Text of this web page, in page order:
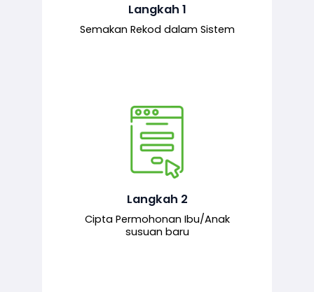
Langkah 1
Semakan Rekod dalam Sistem
Langkah 2
Cipta Permohonan Ibu/Anak
susuan baru
Pemohon mengisi borang
permohonan bagi pendaftaran
baharu melalui sistem.